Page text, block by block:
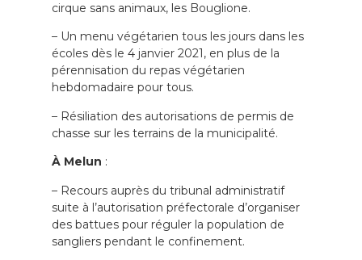
cirque sans animaux, les Bouglione.
– Un menu végétarien tous les jours dans les
écoles dès le 4 janvier 2021, en plus de la
pérennisation du repas végétarien
hebdomadaire pour tous.
– Résiliation des autorisations de permis de
chasse sur les terrains de la municipalité.
À Melun :
– Recours auprès du tribunal administratif
suite à l’autorisation préfectorale d’organiser
des battues pour réguler la population de
sangliers pendant le confinement.